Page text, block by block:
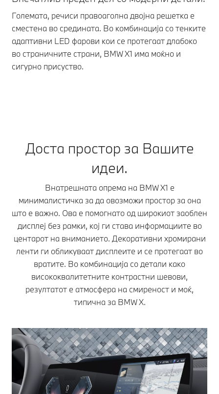
Големата, речиси правоаголна двојна решетка е
сместена во средината. Во комбинација со тенките
адаптивни LED фарови кои се протегаат длабоко
во страничните страни, BMW X1 има моќно и
сигурно присуство.
Доста простор за Вашите
идеи.
Внатрешната опрема на BMW X1 е
минималистичка за да овозможи простор за она
што е важно. Ова е помогнато од широкиот заоблен
дисплеј без рамки, кој ги става информациите во
центарот на вниманието. Декоративни хромирани
ленти ги обликуваат дисплеите и се протегаат во
вратите. Во комбинација со детали како
висококвалитетните контрастни шевови,
резултатот е атмосфера на смиреност и моќ,
типична за BMW X.